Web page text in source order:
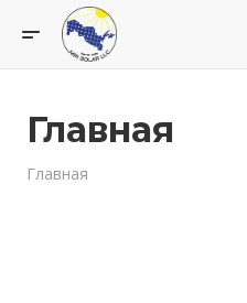
Главная
Главная